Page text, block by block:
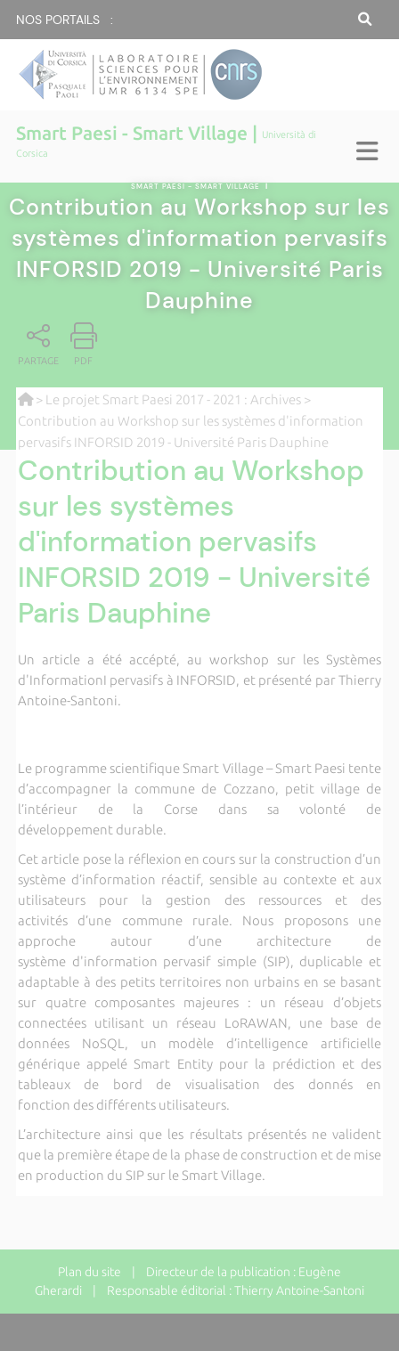
NOS PORTAILS :
Smart Paesi - Smart Village |
Università di
Corsica
SMART PAESI - SMART VILLAGE |
Contribution au Workshop sur les
systèmes d'information pervasifs
INFORSID 2019 - Université Paris
Dauphine
PARTAGE PDF
> Le projet Smart Paesi 2017 - 2021 : Archives>
Contribution au Workshop sur les systèmes d'information
pervasifs INFORSID 2019 - Université Paris Dauphine
Contribution au Workshop
sur les systèmes
d'information pervasifs
INFORSID 2019 - Université
Paris Dauphine
Un article a été accépté, au workshop sur les Systèmes
d'InformationI pervasifs à INFORSID, et présenté par Thierry
Antoine-Santoni.
Le programme scientifique Smart Village – Smart Paesi tente
d’accompagner la commune de Cozzano, petit village de
l’intérieur de la Corse dans sa volonté de
développement durable.
Cet article pose la réflexion en cours sur la construction d’un
système d’information réactif, sensible au contexte et aux
utilisateurs pour la gestion des ressources et des
activités d’une commune rurale. Nous proposons une
approche autour d’une architecture de
système d'information pervasif simple (SIP), duplicable et
adaptable à des petits territoires non urbains en se basant
sur quatre composantes majeures : un réseau d’objets
connectées utilisant un réseau LoRAWAN, une base de
données NoSQL, un modèle d’intelligence artificielle
générique appelé Smart Entity pour la prédiction et des
tableaux de bord de visualisation des donnés en
fonction des différents utilisateurs.
L’architecture ainsi que les résultats présentés ne valident
que la première étape de la phase de construction et de mise
en production du SIP sur le Smart Village.
Plan du site | Directeur de la publication : Eugène
Gherardi | Responsable éditorial : Thierry Antoine-Santoni